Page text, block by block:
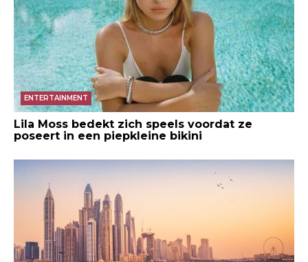
ENTERTAINMENT
Lila Moss bedekt zich speels voordat ze
poseert in een piepkleine bikini